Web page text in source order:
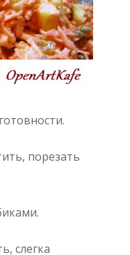
порезать
слегка